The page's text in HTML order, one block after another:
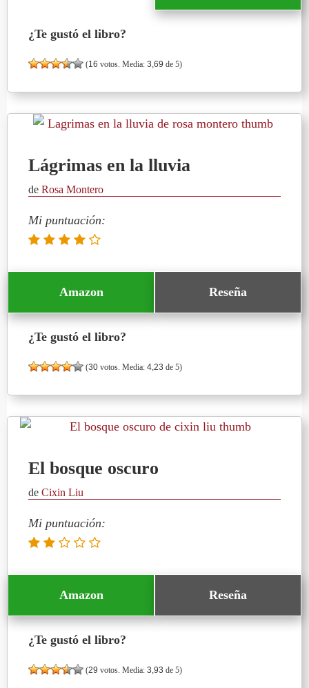
¿Te gustó el libro?
(16 votos. Media: 3,69 de 5)
Lágrimas en la lluvia
de Rosa Montero
Mi puntuación:
Amazon Reseña
¿Te gustó el libro?
(30 votos. Media: 4,23 de 5)
El bosque oscuro
de Cixin Liu
Mi puntuación:
Amazon Reseña
¿Te gustó el libro?
(29 votos. Media: 3,93 de 5)